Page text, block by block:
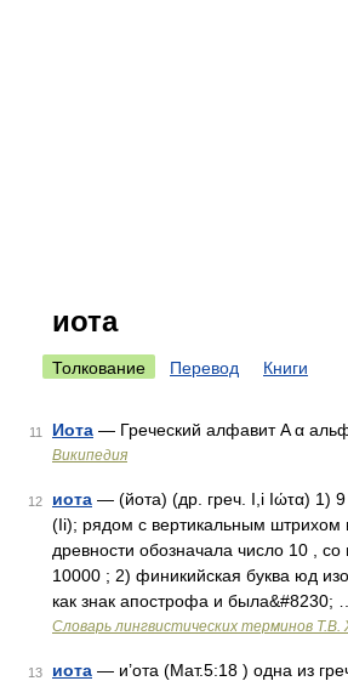
иота
Толкование Перевод Книги
11 Иота — Греческий алфавит Α α
Википедия
12 иота — (йота) (др. греч. Ι,і Іώτα) 1)
(Ιі); рядом с вертикальным штрихом
древности обозначала число 10 ,
10000 ; 2) финикийская буква юд
как знак апострофа и была&#8230; …
Словарь лингвистических терминов
13 иота — и’ота (Мат.5:18 ) одна из